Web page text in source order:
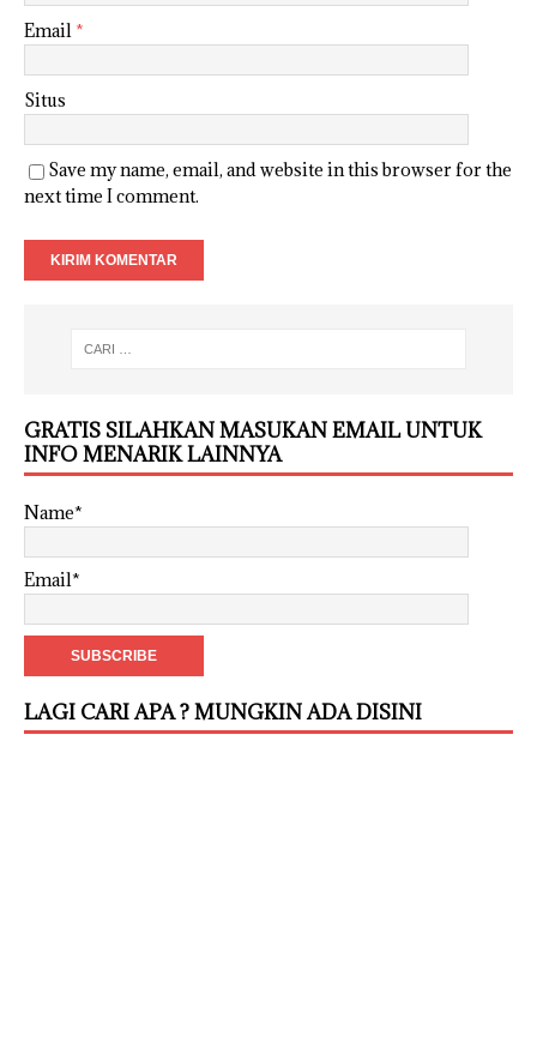
Email *
Situs
Save my name, email, and website in this browser for the
next time I comment.
GRATIS SILAHKAN MASUKAN EMAIL UNTUK
INFO MENARIK LAINNYA
Name*
Email*
LAGI CARI APA ? MUNGKIN ADA DISINI